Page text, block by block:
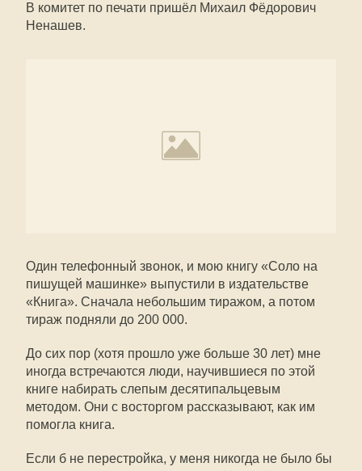
В комитет по печати пришёл Михаил Фёдорович
Ненашев.
Один телефонный звонок, и мою книгу «Соло на
пишущей машинке» выпустили в издательстве
«Книга». Сначала небольшим тиражом, а потом
тираж подняли до 200 000.
До сих пор (хотя прошло уже больше 30 лет) мне
иногда встречаются люди, научившиеся по этой
книге набирать слепым десятипальцевым
методом. Они с восторгом рассказывают, как им
помогла книга.
Если б не перестройка, у меня никогда не было бы